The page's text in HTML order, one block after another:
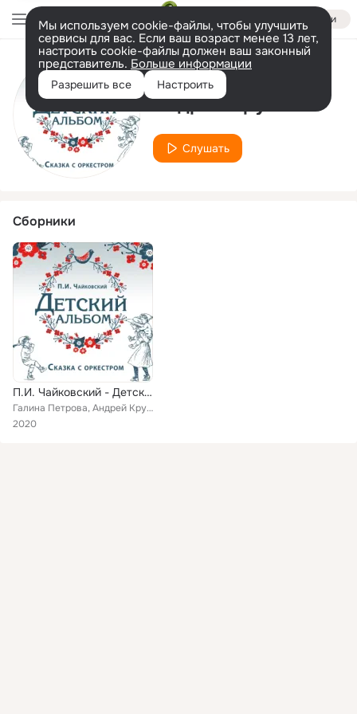
Войти
Мы используем cookie-файлы, чтобы улучшить
сервисы для вас. Если ваш возраст менее 13 лет,
настроить cookie-файлы должен ваш законный
представитель. Больше информации
Разрешить все Настроить
Исполнитель
Андрей Кружков
Слушать
Сборники
П.И. Чайковский - Детский альбом (Музыкальная беседа)
Галина Петрова, Андрей Кружков, Губернаторский камерный оркестр «Российская камерата»
2020